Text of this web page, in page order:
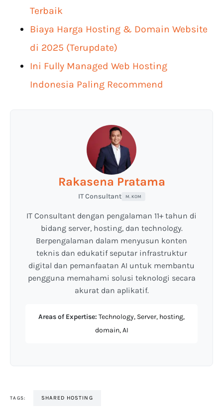
Terbaik
Biaya Harga Hosting & Domain Website
di 2025 (Terupdate)
Ini Fully Managed Web Hosting
Indonesia Paling Recommend
Rakasena Pratama
IT Consultant M. KOM
IT Consultant dengan pengalaman 11+ tahun di
bidang server, hosting, dan technology.
Berpengalaman dalam menyusun konten
teknis dan edukatif seputar infrastruktur
digital dan pemanfaatan AI untuk membantu
pengguna memahami solusi teknologi secara
akurat dan aplikatif.
Areas of Expertise: Technology, Server, hosting,
domain, AI
TAGS: SHARED HOSTING